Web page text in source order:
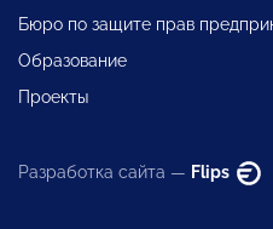
Бюро по защите прав
Образование
Проекты
Разработка сайта — Flips